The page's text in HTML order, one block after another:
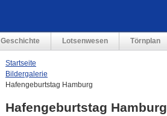
Geschichte Lotsenwesen Törnplan
Startseite
Bildergalerie
Hafengeburtstag Hamburg
Hafengeburtstag Hamburg